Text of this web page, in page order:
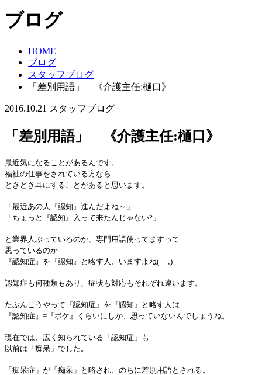
ブログ
HOME
ブログ
スタッフブログ
「差別用語」 《介護主任:樋口》
2016.10.21 スタッフブログ
「差別用語」 《介護主任:樋口》
最近気になることがあるんです。
福祉の仕事をされている方なら
ときどき耳にすることがあると思います。
「最近あの人『認知』進んだよね～」
「ちょっと『認知』入って来たんじゃない?」
と業界人ぶっているのか、専門用語使ってますって
思っているのか
『認知症』を『認知』と略す人、いますよね(-_-;)
認知症も何種類もあり、症状も対応もそれぞれ違います。
たぶんこうやって『認知症』を『認知』と略す人は
『認知症』=『ボケ』くらいにしか、思っていないんでしょうね。
現在では、広く知られている「認知症」も
以前は「痴呆」でした。
「痴呆症」が「痴呆」と略され、のちに差別用語とされる。